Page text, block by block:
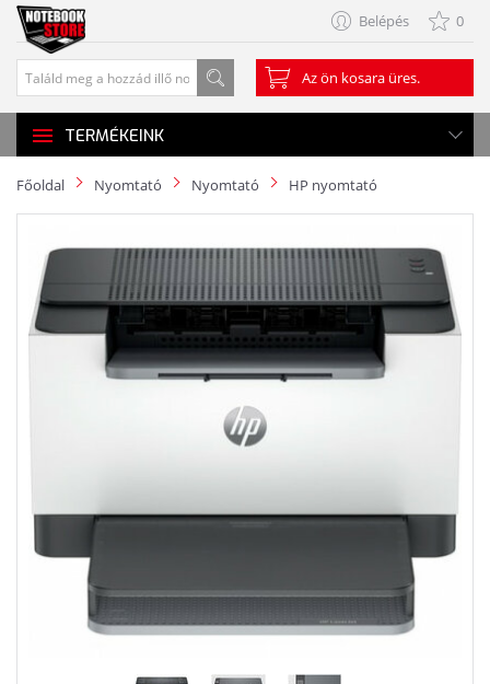
Belépés 0
Az ön kosara üres.
TERMÉKEINK
Főoldal Nyomtató Nyomtató HP nyomtató